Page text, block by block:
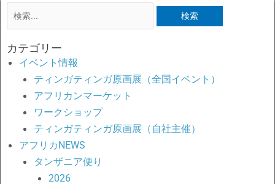
検
対
象:
カテゴリー
イベント情報
ティンガティンガ原画展（全国イベント）
アフリカンマーケット
ワークショップ
ティンガティンガ原画展（自社主催）
アフリカNEWS
タンザニア便り
2026